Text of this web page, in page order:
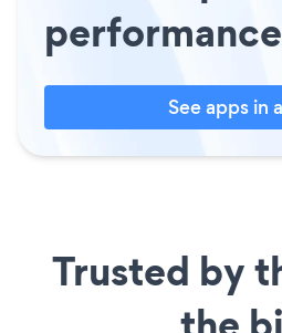
See apps in
Trusted by